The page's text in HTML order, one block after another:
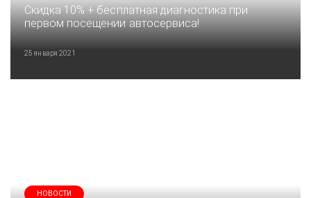
Скидка 10% + бесплатная диагностика при
первом посещении автосервиса!
25 января 2021
НОВОСТИ